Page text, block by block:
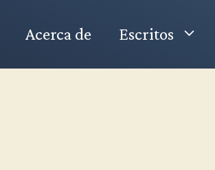
Acerca de Escritos